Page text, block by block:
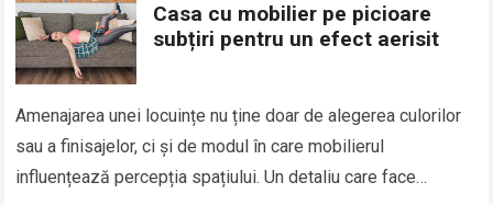
Casa cu mobilier pe picioare
subțiri pentru un efect aerisit
Amenajarea unei locuințe nu ține doar de alegerea culorilor
sau a finisajelor, ci și de modul în care mobilierul
influențează percepția spațiului. Un detaliu care face